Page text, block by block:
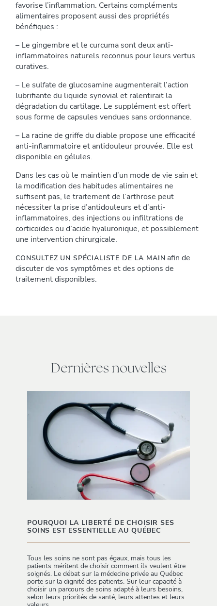
favorise l’inflammation. Certains compléments
alimentaires proposent aussi des propriétés
bénéfiques :
– Le gingembre et le curcuma sont deux anti-
inflammatoires naturels reconnus pour leurs vertus
curatives.
– Le sulfate de glucosamine augmenterait l’action
lubrifiante du liquide synovial et ralentirait la
dégradation du cartilage. Le supplément est offert
sous forme de capsules vendues sans ordonnance.
– La racine de griffe du diable propose une efficacité
anti-inflammatoire et antidouleur prouvée. Elle est
disponible en gélules.
Dans les cas où le maintien d’un mode de vie sain et
la modification des habitudes alimentaires ne
suffisent pas, le traitement de l’arthrose peut
nécessiter la prise d’antidouleurs et d’anti-
inflammatoires, des injections ou infiltrations de
corticoïdes ou d’acide hyaluronique, et possiblement
une intervention chirurgicale.
CONSULTEZ UN SPÉCIALISTE DE LA MAIN afin de
discuter de vos symptômes et des options de
traitement disponibles.
Dernières nouvelles
POURQUOI LA LIBERTÉ DE CHOISIR SES
SOINS EST ESSENTIELLE AU QUÉBEC
Tous les soins ne sont pas égaux, mais tous les
patients méritent de choisir comment ils veulent être
soignés. Le débat sur la médecine privée au Québec
porte sur la dignité des patients. Sur leur capacité à
choisir un parcours de soins adapté à leurs besoins,
selon leurs priorités de santé, leurs attentes et leurs